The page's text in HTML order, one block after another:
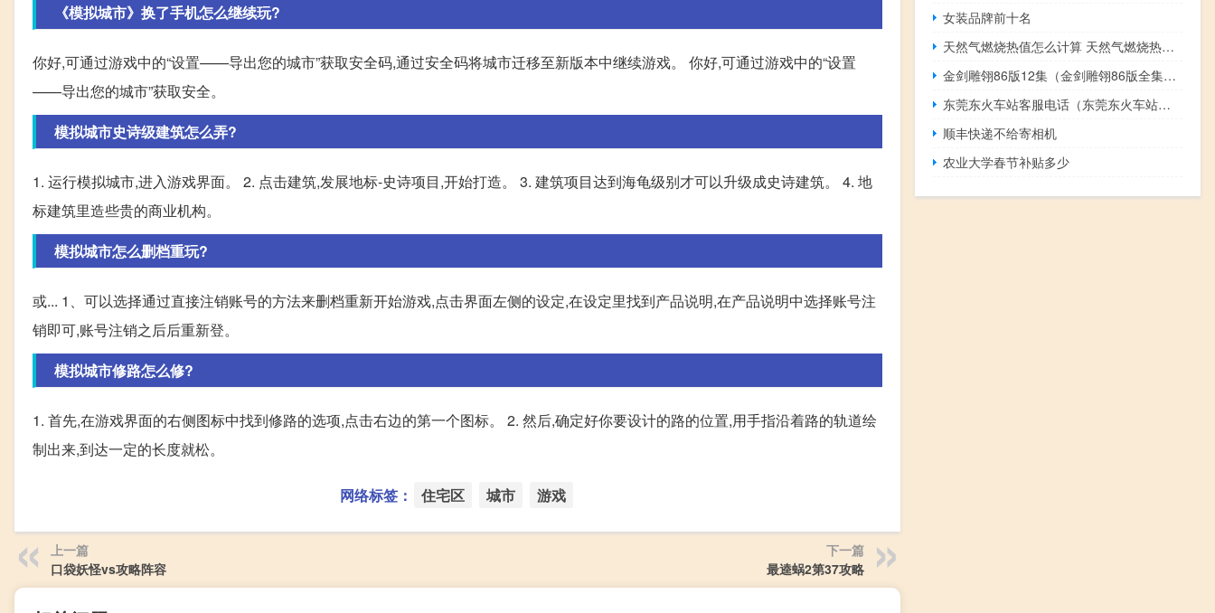
《模拟城市》换了手机怎么继续玩?
你好,可通过游戏中的“设置——导出您的城市”获取安全码,通过安全码将城市迁移至新版本中继续游戏。 你好,可通过游戏中的“设置
——导出您的城市”获取安全。
模拟城市史诗级建筑怎么弄?
1. 运行模拟城市,进入游戏界面。 2. 点击建筑,发展地标-史诗项目,开始打造。 3. 建筑项目达到海龟级别才可以升级成史诗建筑。 4. 地
标建筑里造些贵的商业机构。
模拟城市怎么删档重玩?
或... 1、可以选择通过直接注销账号的方法来删档重新开始游戏,点击界面左侧的设定,在设定里找到产品说明,在产品说明中选择账号注
销即可,账号注销之后后重新登。
模拟城市修路怎么修?
1. 首先,在游戏界面的右侧图标中找到修路的选项,点击右边的第一个图标。 2. 然后,确定好你要设计的路的位置,用手指沿着路的轨道绘
制出来,到达一定的长度就松。
网络标签： 住宅区 城市 游戏
上一篇
口袋妖怪vs攻略阵容
下一篇
最逵蜗2第37攻略
女装品牌前十名
天然气燃烧热值怎么计算 天然气燃烧热值是多少
金剑雕翎86版12集（金剑雕翎86版全集高清）
东莞东火车站客服电话（东莞东火车站订票电话）
顺丰快递不给寄相机
农业大学春节补贴多少